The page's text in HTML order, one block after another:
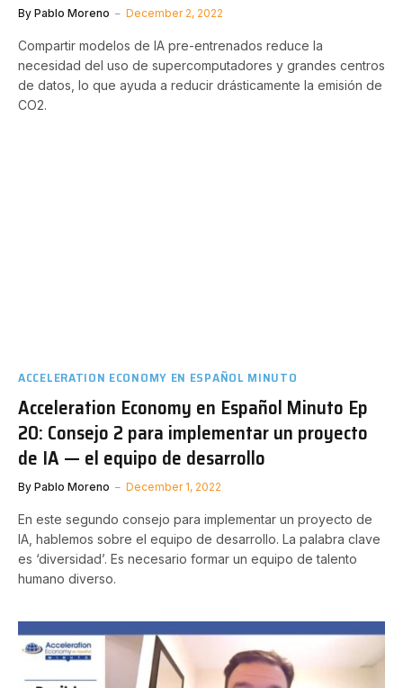
By Pablo Moreno December 2, 2022
Compartir modelos de IA pre-entrenados reduce la
necesidad del uso de supercomputadores y grandes centros
de datos, lo que ayuda a reducir drásticamente la emisión de
CO2.
ACCELERATION ECONOMY EN ESPAÑOL MINUTO
Acceleration Economy en Español Minuto Ep
20: Consejo 2 para implementar un proyecto
de IA — el equipo de desarrollo
By Pablo Moreno December 1, 2022
En este segundo consejo para implementar un proyecto de
IA, hablemos sobre el equipo de desarrollo. La palabra clave
es ‘diversidad’. Es necesario formar un equipo de talento
humano diverso.